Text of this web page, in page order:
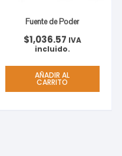
Fuente de Poder
$1,036.57 IVA
incluido.
AÑADIR AL
CARRITO